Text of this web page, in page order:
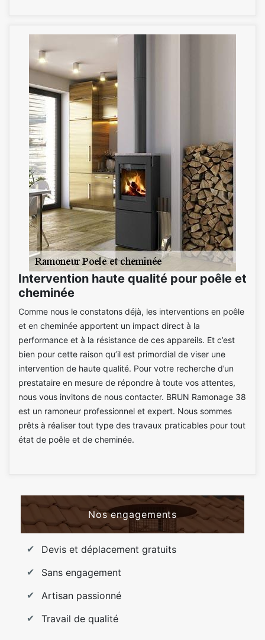
Intervention haute qualité pour poêle et
cheminée
Comme nous le constatons déjà, les interventions en poêle
et en cheminée apportent un impact direct à la
performance et à la résistance de ces appareils. Et c’est
bien pour cette raison qu’il est primordial de viser une
intervention de haute qualité. Pour votre recherche d’un
prestataire en mesure de répondre à toute vos attentes,
nous vous invitons de nous contacter. BRUN Ramonage 38
est un ramoneur professionnel et expert. Nous sommes
prêts à réaliser tout type des travaux praticables pour tout
état de poêle et de cheminée.
Nos engagements
Devis et déplacement gratuits
Sans engagement
Artisan passionné
Travail de qualité